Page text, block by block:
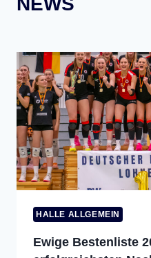
HALLE ALLGEMEIN
Ewige Bestenliste